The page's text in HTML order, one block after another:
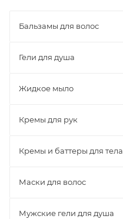
Бальзамы для волос
Гели для душа
Жидкое мыло
Кремы для рук
Кремы и баттеры для тела
Маски для волос
Мужские гели для душа